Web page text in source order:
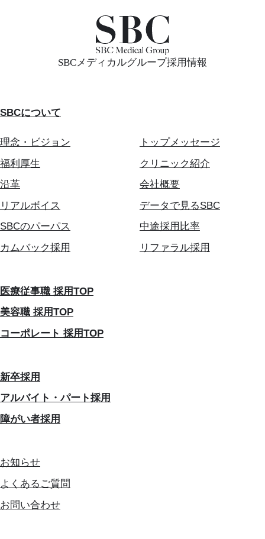
SBCメディカルグループ採用情報
SBCについて
理念・ビジョン
トップメッセージ
福利厚生
クリニック紹介
沿革
会社概要
リアルボイス
データで見るSBC
SBCのパーパス
中途採用比率
カムバック採用
リファラル採用
医療従事職 採用TOP
美容職 採用TOP
コーポレート 採用TOP
新卒採用
アルバイト・パート採用
障がい者採用
お知らせ
よくあるご質問
お問い合わせ